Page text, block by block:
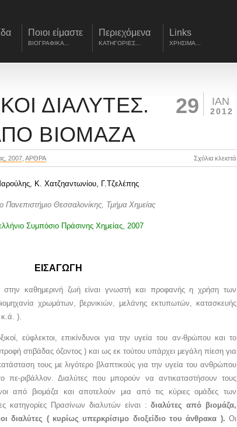
Ποιοι είμαστε
ΒΙΟΓΡΑΦΙΚΑ...
Περιεχόμενα
ΚΑΤΗΓΟΡΙΕΣ...
Links
ΧΡΗΣΙΜΑ...
29 ΙΑΝ
2012
ΔΙΑΛΥΤΕΣ.
ΒΙΟΜΑΖΑ
2007 ΑΡΘΡΑ Σχόλια κλειστά
Κ. Χατζηαντωνίου, Γ.Τζελέπης
Πανεπιστήμιο Θεσσαλονίκης, Τμήμα Χημείας
Συμπόσιο Πράσινης Χημείας, 2007
ΕΙΣΑΓΩΓΗ
στην καθημερινή ζωή είναι γνωστή και προφανής η χρήση των
χρωμάτων, βερνικιών, μελάνης εκτυπωτών, κατασκευής
κ.ά. ).
εύφλεκτοι, επικίνδυνοι για την υγεία του αν-θρώπου και το
στιβάδας όζοντος ) και ως εκ τούτου υπάρχει μεγάλη πίεση για
τους με λιγότερο βλαπτικούς για την υγεία του ανθρώπου
πε-ριβάλλον. Διαλύτες που μπορούν να αντικαταστήσουν τους
από βιομάζα και αποτελούν μια από τις κύριες ομάδες των
κατηγορίες Πρασίνων διαλυτών είναι :διαλύτες από βιομάζα,
διαλύτες ( κυρίως υπερκρίσιμο διοξείδιο του άνθρακα ). Οι